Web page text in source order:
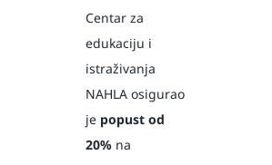
Centar za
edukaciju i
istraživanja
NAHLA osigurao
je popust od
20% na